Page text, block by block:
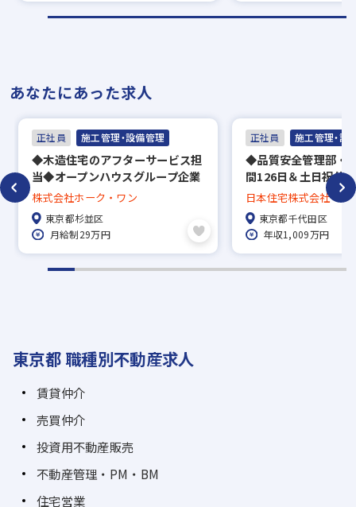
あなたにあった求人
正社員 施工管理・設備管理
◆木造住宅のアフターサービス担
当◆オープンハウスグループ企業
で安定基盤／土日祝休／手厚い福
利厚生
株式会社ホーク・ワン
東京都杉並区
月給制29万円
正社員 施工管理・設
◆品質安全管理部・
間126日＆土日祝休
良企業で共に全国展
せんか？
日本住宅株式会社
東京都千代田区
年収1,009万円
東京都 職種別不動産求人
賃貸仲介
売買仲介
投資用不動産販売
不動産管理・PM・BM
住宅営業